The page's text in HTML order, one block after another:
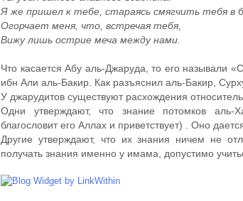
Я же пришел к тебе, стараясь смягчить тебя в
Огорчает меня, что, встречая тебя,
Вижу лишь острие меча между нами.
Что касается Абу аль-Джаруда, то его называли
ибн Али аль-Бакир. Как разъяснил аль-Бакир,
У джарудитов существуют расхождения
Одни утверждают, что знание потомков
благословит его Аллах и приветствует)
. Оно
Другие утверждают, что их знания ничем не
получать знания именно у имама, допустимо